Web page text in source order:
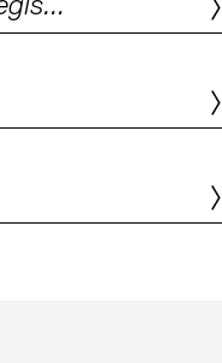
Hörspielautorin, Hörspielregisseurin, Dramaturgin